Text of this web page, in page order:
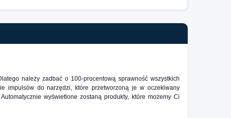
należy zadbać o 100-procentową sprawność wszystkich
impulsów do narzędzi, które przetworzoną je w oczekiwany
wyświetlone zostaną produkty, które możemy Ci